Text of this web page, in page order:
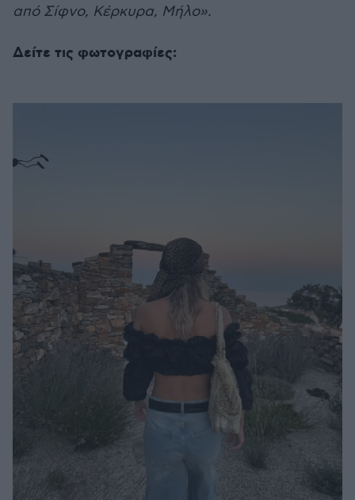
από Σίφνο, Κέρκυρα, Μήλο».
Δείτε τις φωτογραφίες: